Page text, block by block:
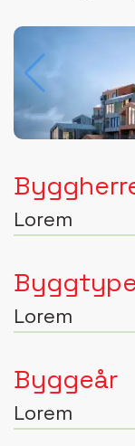
Lorem
Lorem
Byggeår
Lorem